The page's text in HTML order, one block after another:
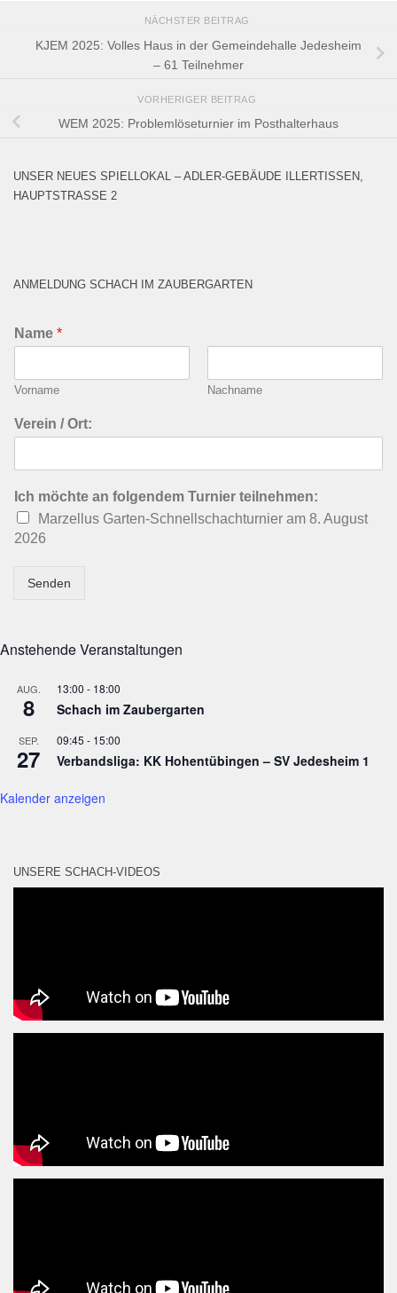
NÄCHSTER BEITRAG
KJEM 2025: Volles Haus in der Gemeindehalle Jedesheim
– 61 Teilnehmer
VORHERIGER BEITRAG
WEM 2025: Problemlöseturnier im Posthalterhaus
UNSER NEUES SPIELLOKAL – ADLER-GEBÄUDE ILLERTISSEN,
HAUPTSTRASSE 2
ANMELDUNG SCHACH IM ZAUBERGARTEN
Name *
Vorname Nachname
Verein / Ort:
Ich möchte an folgendem Turnier teilnehmen:
Marzellus Garten-Schnellschachturnier am 8. August
2026
Senden
Anstehende Veranstaltungen
AUG.
8
13:00 - 18:00
Schach im Zaubergarten
SEP.
27
09:45 - 15:00
Verbandsliga: KK Hohentübingen – SV Jedesheim 1
Kalender anzeigen
UNSERE SCHACH-VIDEOS